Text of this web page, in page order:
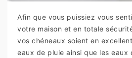
Afin que vous puissiez vous
votre maison et en totale
vos chéneaux soient en
eaux de pluie ainsi que les eaux